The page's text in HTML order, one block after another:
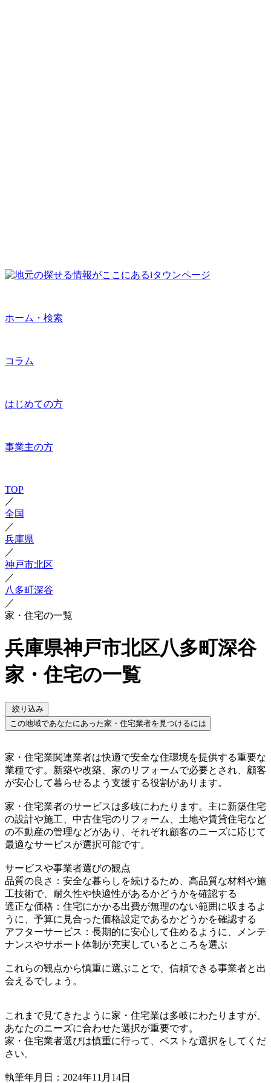
ホーム・検索
コラム
はじめての方
事業主の方
TOP
／
全国
／
兵庫県
／
神戸市北区
／
八多町深谷
／
家・住宅の一覧
兵庫県神戸市北区八多町深谷
家・住宅の一覧
絞り込み
この地域であなたにあった家・住宅業者を見つけるには
家・住宅業関連業者は快適で安全な住環境を提供する重要な
業種です。新築や改築、家のリフォームで必要とされ、顧客
が安心して暮らせるよう支援する役割があります。
家・住宅業者のサービスは多岐にわたります。主に新築住宅
の設計や施工、中古住宅のリフォーム、土地や賃貸住宅など
の不動産の管理などがあり、それぞれ顧客のニーズに応じて
最適なサービスが選択可能です。
サービスや事業者選びの観点
品質の良さ：安全な暮らしを続けるため、高品質な材料や施
工技術で、耐久性や快適性があるかどうかを確認する
適正な価格：住宅にかかる出費が無理のない範囲に収まるよ
うに、予算に見合った価格設定であるかどうかを確認する
アフターサービス：長期的に安心して住めるように、メンテ
ナンスやサポート体制が充実しているところを選ぶ
これらの観点から慎重に選ぶことで、信頼できる事業者と出
会えるでしょう。
これまで見てきたように家・住宅業は多岐にわたりますが、
あなたのニーズに合わせた選択が重要です。
家・住宅業者選びは慎重に行って、ベストな選択をしてくだ
さい。
執筆年月日：2024年11月14日